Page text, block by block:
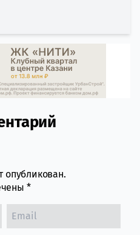
опубликован.
*